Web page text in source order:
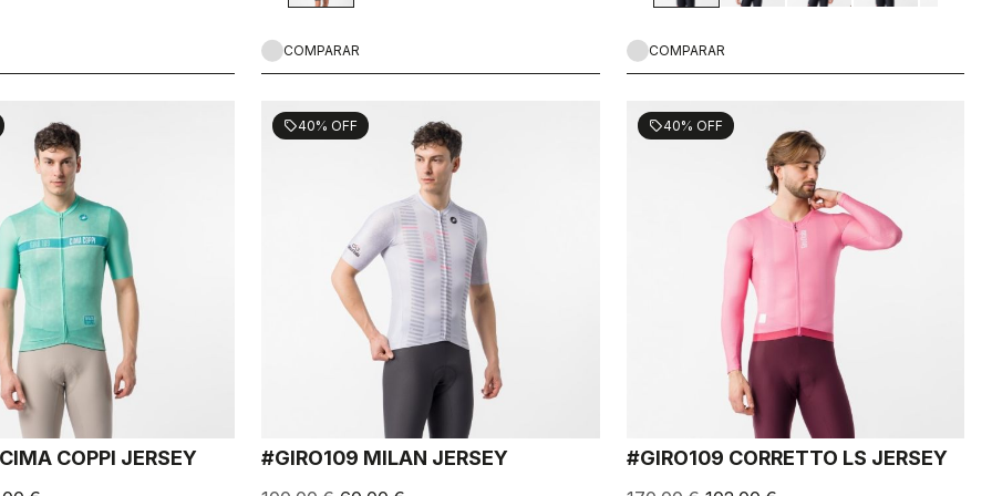
COMPARAR COMPARAR
COPPI JERSEY
sell40% OFF
#GIRO109 MILAN JERSEY
sell40% OFF
#GIRO109 CORRETTO LS JERSEY